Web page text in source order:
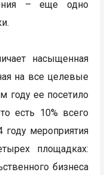
– еще одно
насыщенная
на все целевые
году ее посетило
есть 10% всего
году мероприятия
площадках:
бизнеса